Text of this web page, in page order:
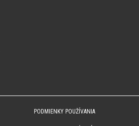
PODMIENKY POUŽÍVANIA